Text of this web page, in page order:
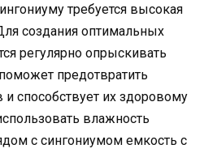
требуется высокая
создания оптимальных
регулярно опрыскивать
предотвратить
способствует их здоровому
влажность
с сингониумом емкость с